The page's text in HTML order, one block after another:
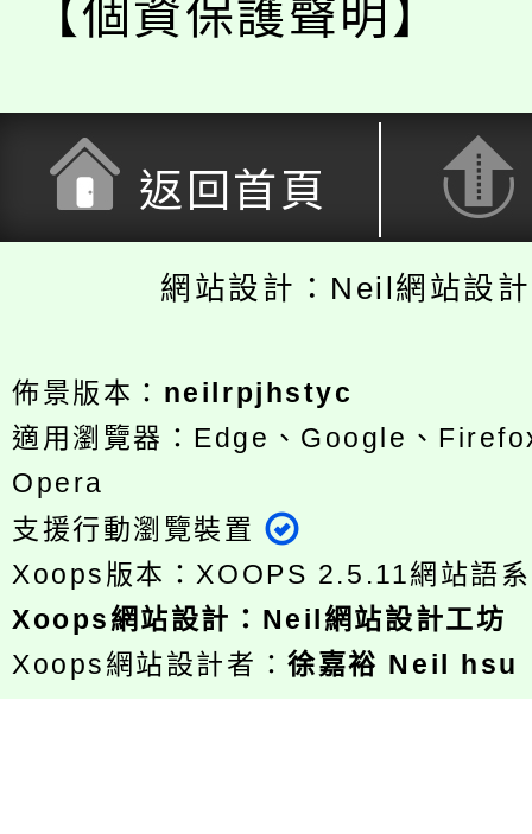
【個資保護聲明】
返回首頁
網站設計：Neil網站設
佈景版本： neilrpjhstyc
適用瀏覽器：Edge、Google、
Opera
支援行動瀏覽裝置
Xoops版本：XOOPS 2.5.11網站語
Xoops網站設計 ： Neil網站設計工坊
Xoops網站設計者：徐嘉裕 Neil hsu